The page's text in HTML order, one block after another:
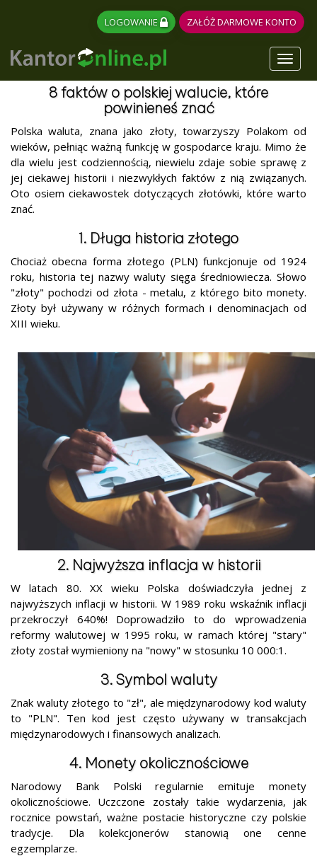
LOGOWANIE ZAŁÓŻ DARMOWE KONTO
8 faktów o polskiej walucie, które
powinieneś znać
Polska waluta, znana jako złoty, towarzyszy Polakom od
wieków, pełniąc ważną funkcję w gospodarce kraju. Mimo że
dla wielu jest codziennością, niewielu zdaje sobie sprawę z
jej ciekawej historii i niezwykłych faktów z nią związanych.
Oto osiem ciekawostek dotyczących złotówki, które warto
znać.
1. Długa historia złotego
Chociaż obecna forma złotego (PLN) funkcjonuje od 1924
roku, historia tej nazwy waluty sięga średniowiecza. Słowo
"złoty" pochodzi od złota - metalu, z którego bito monety.
Złoty był używany w różnych formach i denominacjach od
XIII wieku.
2. Najwyższa inflacja w historii
W latach 80. XX wieku Polska doświadczyła jednej z
najwyższych inflacji w historii. W 1989 roku wskaźnik inflacji
przekroczył 640%! Doprowadziło to do wprowadzenia
reformy walutowej w 1995 roku, w ramach której "stary"
złoty został wymieniony na "nowy" w stosunku 10 000:1.
3. Symbol waluty
Znak waluty złotego to "zł", ale międzynarodowy kod waluty
to "PLN". Ten kod jest często używany w transakcjach
międzynarodowych i finansowych analizach.
4. Monety okolicznościowe
Narodowy Bank Polski regularnie emituje monety
okolicznościowe. Uczczone zostały takie wydarzenia, jak
rocznice powstań, ważne postacie historyczne czy polskie
tradycje. Dla kolekcjonerów stanowią one cenne
egzemplarze.